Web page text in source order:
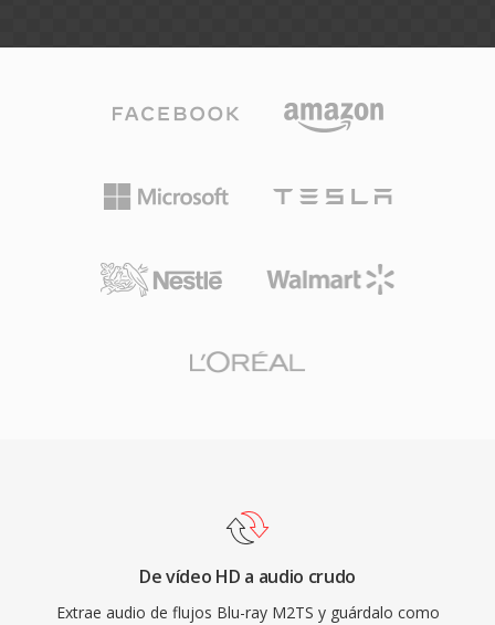
De vídeo HD a audio crudo
Extrae audio de flujos Blu-ray M2TS y guárdalo como